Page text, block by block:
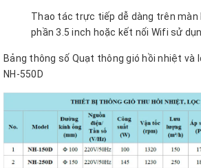
Thao tác trực tiếp dễ dàng trên màn
phần 3.5 inch hoặc kết nối Wifi sử
Bảng thông số Quạt thông gió hồi nhiệt và
NH-550D